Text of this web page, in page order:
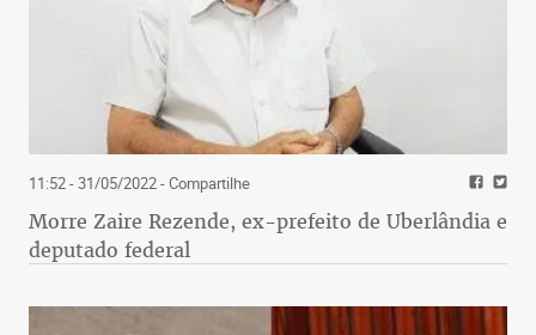
11:52 - 31/05/2022- Compartilhe
Morre Zaire Rezende, ex-prefeito de Uberlândia e
deputado federal